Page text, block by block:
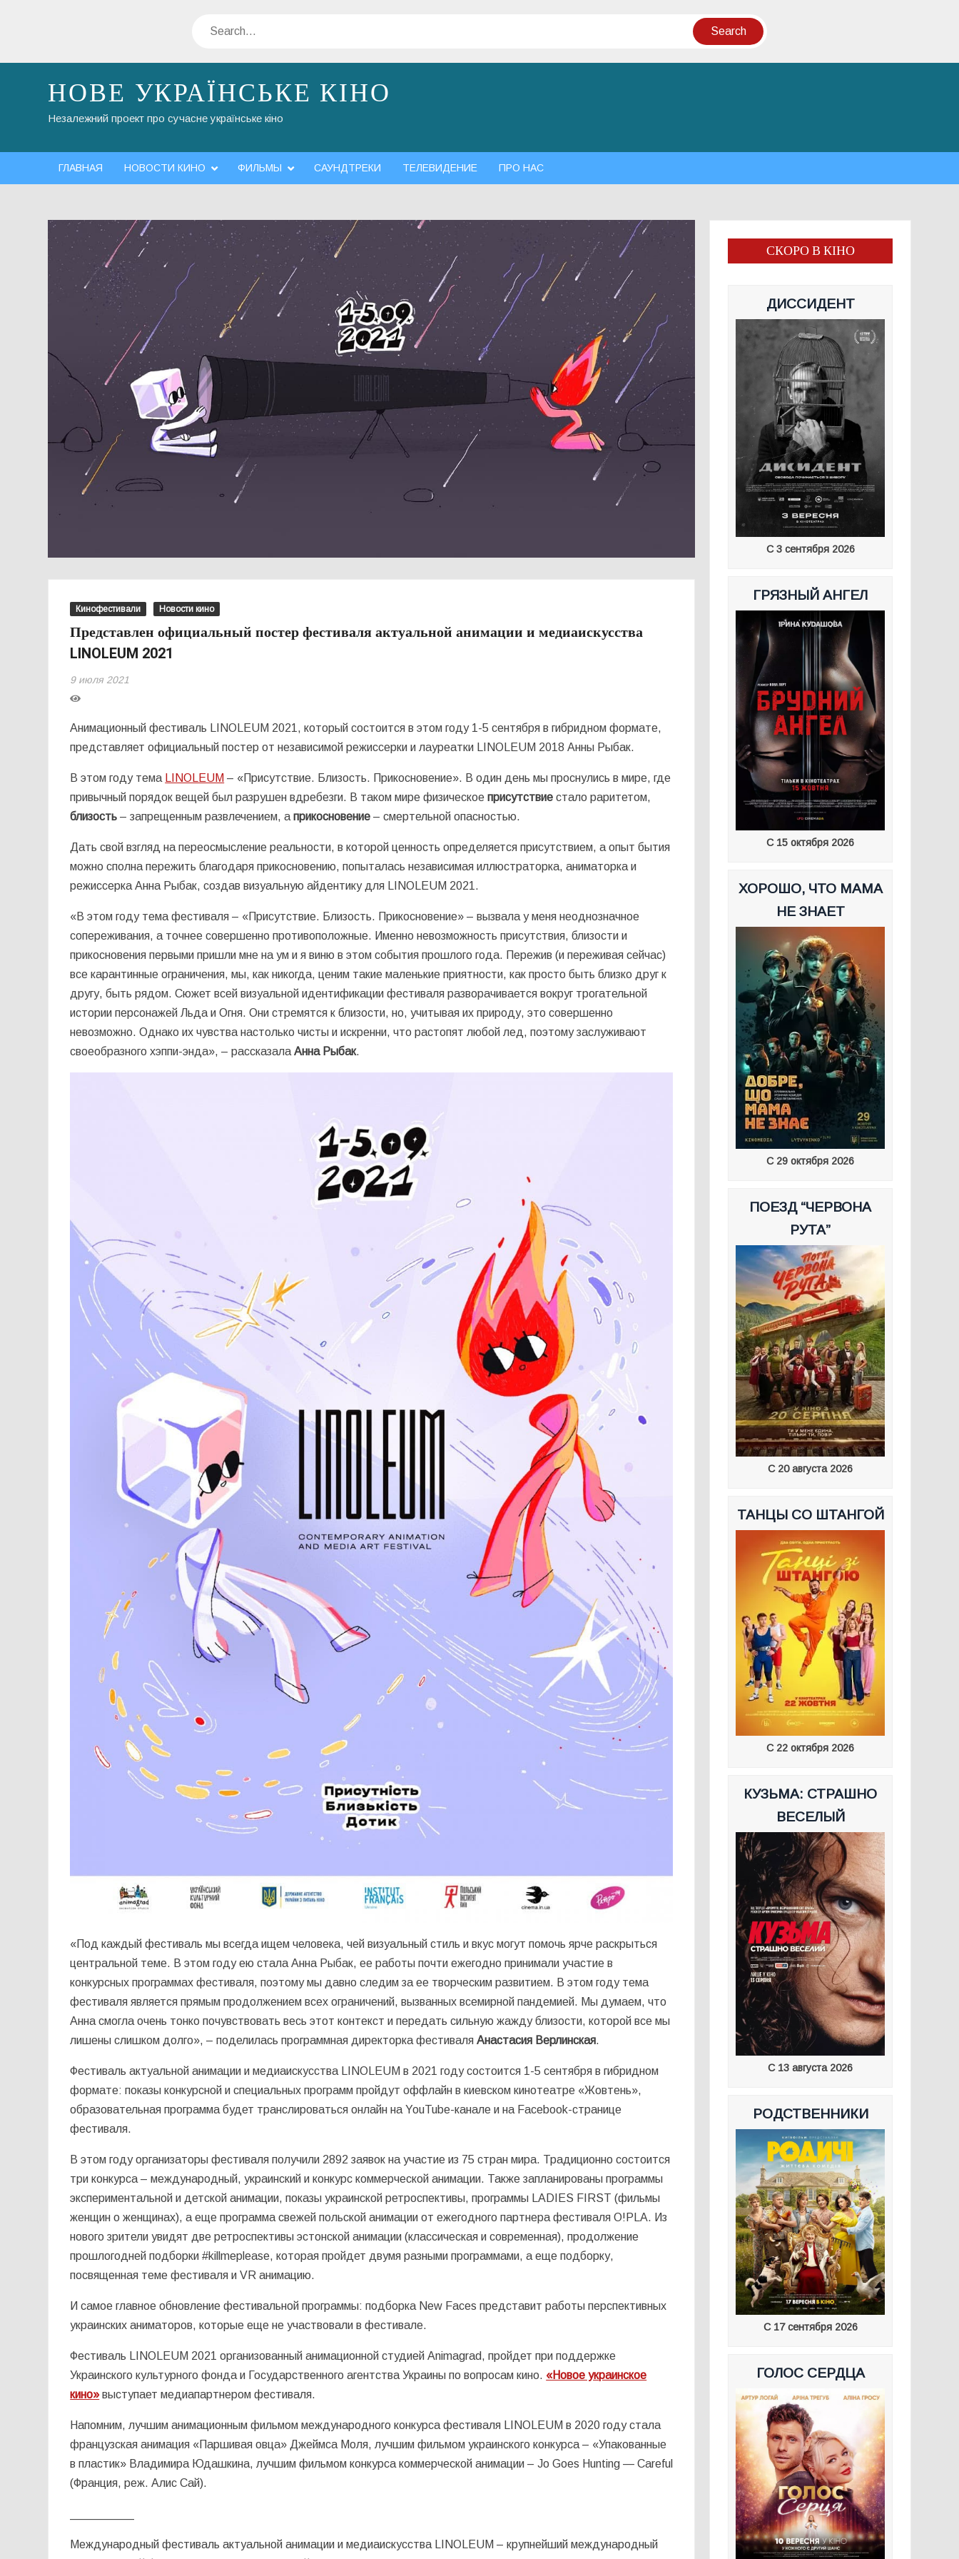
Search
НОВЕ УКРАЇНСЬКЕ КІНО
Незалежний проект про сучасне українське кіно
ГЛАВНАЯ НОВОСТИ КИНО ФИЛЬМЫ САУНДТРЕКИ ТЕЛЕВИДЕНИЕ ПРО НАС
Кинофестивали Новости кино
Представлен официальный постер фестиваля актуальной анимации и медиаискусства
LINOLEUM 2021
9 июля 2021
Анимационный фестиваль LINOLEUM 2021, который состоится в этом году 1-5 сентября в гибридном формате,
представляет официальный постер от независимой режиссерки и лауреатки LINOLEUM 2018 Анны Рыбак.
В этом году тема LINOLEUM – «Присутствие. Близость. Прикосновение». В один день мы проснулись в мире, где
привычный порядок вещей был разрушен вдребезги. В таком мире физическоеприсутствие стало раритетом,
близость – запрещенным развлечением, априкосновение – смертельной опасностью.
Дать свой взгляд на переосмысление реальности, в которой ценность определяется присутствием, а опыт бытия
можно сполна пережить благодаря прикосновению, попыталась независимая иллюстраторка, аниматорка и
режиссерка Анна Рыбак, создав визуальную айдентику для LINOLEUM 2021.
«В этом году тема фестиваля – «Присутствие. Близость. Прикосновение» – вызвала у меня неоднозначное
сопереживания, а точнее совершенно противоположные. Именно невозможность присутствия, близости и
прикосновения первыми пришли мне на ум и я виню в этом события прошлого года. Пережив (и переживая сейчас)
все карантинные ограничения, мы, как никогда, ценим такие маленькие приятности, как просто быть близко друг к
другу, быть рядом. Сюжет всей визуальной идентификации фестиваля разворачивается вокруг трогательной
истории персонажей Льда и Огня. Они стремятся к близости, но, учитывая их природу, это совершенно
невозможно. Однако их чувства настолько чисты и искренни, что растопят любой лед, поэтому заслуживают
своеобразного хэппи-энда», – рассказалаАнна Рыбак.
«Под каждый фестиваль мы всегда ищем человека, чей визуальный стиль и вкус могут помочь ярче раскрыться
центральной теме. В этом году ею стала Анна Рыбак, ее работы почти ежегодно принимали участие в
конкурсных программах фестиваля, поэтому мы давно следим за ее творческим развитием. В этом году тема
фестиваля является прямым продолжением всех ограничений, вызванных всемирной пандемией. Мы думаем, что
Анна смогла очень тонко почувствовать весь этот контекст и передать сильную жажду близости, которой все мы
лишены слишком долго», – поделилась программная директорка фестиваляАнастасия Верлинская.
Фестиваль актуальной анимации и медиаискусства LINOLEUM в 2021 году состоится 1-5 сентября в гибридном
формате: показы конкурсной и специальных программ пройдут оффлайн в киевском кинотеатре «Жовтень»,
образовательная программа будет транслироваться онлайн на YouTube-канале и на Facebook-странице
фестиваля.
В этом году организаторы фестиваля получили 2892 заявок на участие из 75 стран мира. Традиционно состоится
три конкурса – международный, украинский и конкурс коммерческой анимации. Также запланированы программы
экспериментальной и детской анимации, показы украинской ретроспективы, программы LADIES FIRST (фильмы
женщин о женщинах), а еще программа свежей польской анимации от ежегодного партнера фестиваля O!PLA. Из
нового зрители увидят две ретроспективы эстонской анимации (классическая и современная), продолжение
прошлогодней подборки #killmeplease, которая пройдет двумя разными программами, а еще подборку,
посвященная теме фестиваля и VR анимацию.
И самое главное обновление фестивальной программы: подборка New Faces представит работы перспективных
украинских аниматоров, которые еще не участвовали в фестивале.
Фестиваль LINOLEUM 2021 организованный анимационной студией Animagrad, пройдет при поддержке
Украинского культурного фонда и Государственного агентства Украины по вопросам кино. «Новое украинское
кино»выступает медиапартнером фестиваля.
Напомним, лучшим анимационным фильмом международного конкурса фестиваля LINOLEUM в 2020 году стала
французская анимация «Паршивая овца» Джеймса Моля, лучшим фильмом украинского конкурса – «Упакованные
в пластик» Владимира Юдашкина, лучшим фильмом конкурса коммерческой анимации – Jo Goes Hunting — Careful
(Франция, реж. Алис Сай).
Международный фестиваль актуальной анимации и медиаискусства LINOLEUM – крупнейший международный
СКОРО В КІНО
ДИССИДЕНТ
С 3 сентября 2026
ГРЯЗНЫЙ АНГЕЛ
С 15 октября 2026
ХОРОШО, ЧТО МАМА
НЕ ЗНАЕТ
С 29 октября 2026
ПОЕЗД “ЧЕРВОНА
РУТА”
С 20 августа 2026
ТАНЦЫ СО ШТАНГОЙ
С 22 октября 2026
КУЗЬМА: СТРАШНО
ВЕСЕЛЫЙ
С 13 августа 2026
РОДСТВЕННИКИ
С 17 сентября 2026
ГОЛОС СЕРДЦА